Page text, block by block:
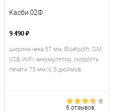
Касби 02Ф
9 490 ₽
ширина чека 57 мм; Bluetooth; SIM;
USB; WiFi; аккумулятор; скорость
печати 75 мм/с; 5 дюймов;
6 отзывов